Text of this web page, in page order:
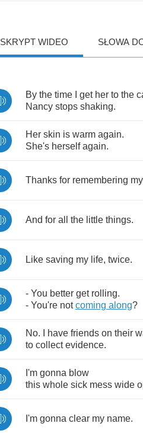
SKRYPT WIDEO SŁOWA
By the time get her to the
Nancy stops shaking.
Her skin is warm again.
She's herself again.
Thanks for remembering my
And for all the little things.
Like saving my life, twice.
- You better get rolling.
- You're not coming along?
No. have friends on their
to collect evidence.
I'm gonna blow
this whole sick mess wide
I'm gonna clear my name.